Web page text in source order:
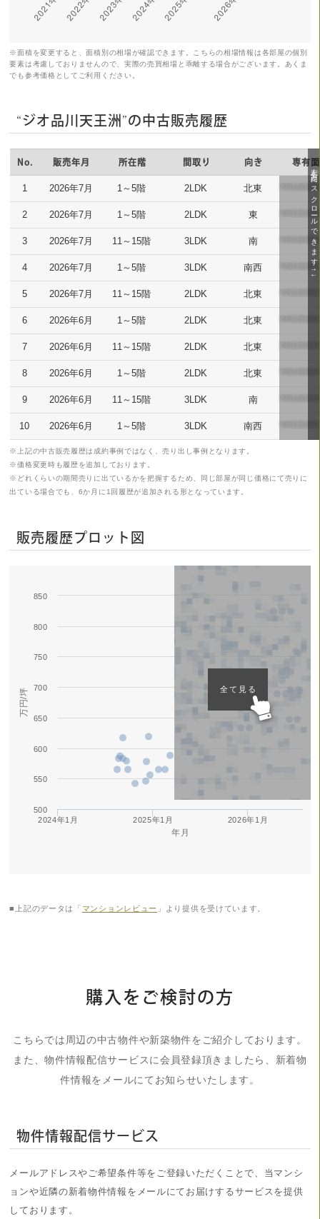
※面積を変更すると、面積別の相場が確認できます。こちらの相場情報は各部屋の個別
要素は考慮しておりませんので、実際の売買相場と乖離する場合がございます。あくま
でも参考価格としてご利用ください。
“ジオ品川天王洲”の中古販売履歴
No. 販売年月 所在階 間取り 向き 専有
1 2026年7月 1～5階 2LDK 北東
2 2026年7月 1～5階 2LDK 東
3 2026年7月 11～15階 3LDK 南
4 2026年7月 1～5階 3LDK 南西
5 2026年7月 11～15階 2LDK 北東
6 2026年6月 1～5階 2LDK 北東
7 2026年6月 11～15階 2LDK 北東
8 2026年6月 1～5階 2LDK 北東
9 2026年6月 11～15階 3LDK 南
10 2026年6月 1～5階 3LDK 南西
※上記の中古販売履歴は成約事例ではなく、売り出し事例となります。
※価格変更時も履歴を追加しております。
※どれくらいの期間売りに出ているかを把握するため、同じ部屋が同じ価格にて売りに
出ている場合でも、6か月に1回履歴が追加される形となっています。
販売履歴プロット図
年月
万円/坪
Series 1
2024年1月 2025年1月 2026年1月
500
550
600
650
700
750
800
850
全て見る
■上記のデータは「 マンションレビュー 」より提供を受けています。
購入をご検討の方
こちらでは周辺の中古物件や新築物件をご紹介しております。
また、物件情報配信サービスに会員登録頂きましたら、新着物
件情報をメールにてお知らせいたします。
物件情報配信サービス
メールアドレスやご希望条件等をご登録いただくことで、当マンシ
ョンや近隣の新着物件情報をメールにてお届けするサービスを提供
しております。